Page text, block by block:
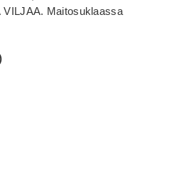
VILJAA. Maitosuklaassa